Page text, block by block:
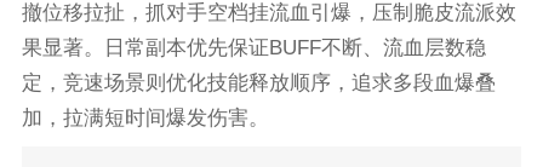
撤位移拉扯，抓对手空档挂流血引爆，压制脆皮流派效
果显著。日常副本优先保证BUFF不断、流血层数稳
定，竞速场景则优化技能释放顺序，追求多段血爆叠
加，拉满短时间爆发伤害。